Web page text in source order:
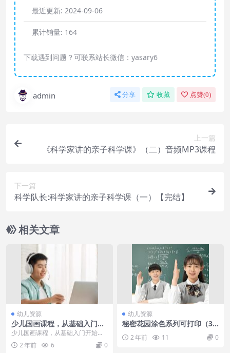
最近更新: 2024-09-06
累计销量: 164
下载遇到问题？可联系站长微信：yasary6
admin 分享 收藏 点赞(0)
上一篇
《科学家讲的亲子科学课》（二）音频MP3课程
下一篇
科学队长:科学家讲的亲子科学课（一）【完结】
相关文章
幼儿资源
少儿国画课程，从基础入门开
始到临摹，17节课完结版
少儿国画课程，从基础入门开始到
临摹，17节课完结版课程目录：├─
─课时1 儿童国...
2 年前 6 0
幼儿资源
秘密花园涂色系列可打印（35
2 年前 11 0